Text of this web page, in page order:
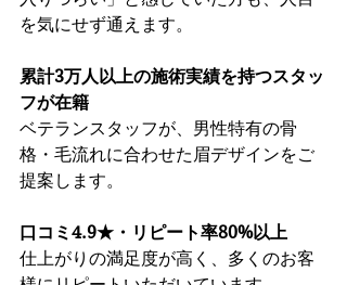
を気にせず通えます。
累計3万人以上の施術実績を持つスタッ
フが在籍
ベテランスタッフが、男性特有の骨
格・毛流れに合わせた眉デザインをご
提案します。
口コミ4.9★・リピート率80%以上
仕上がりの満足度が高く、多くのお客